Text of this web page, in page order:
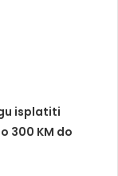
isplatiti
300 KM do